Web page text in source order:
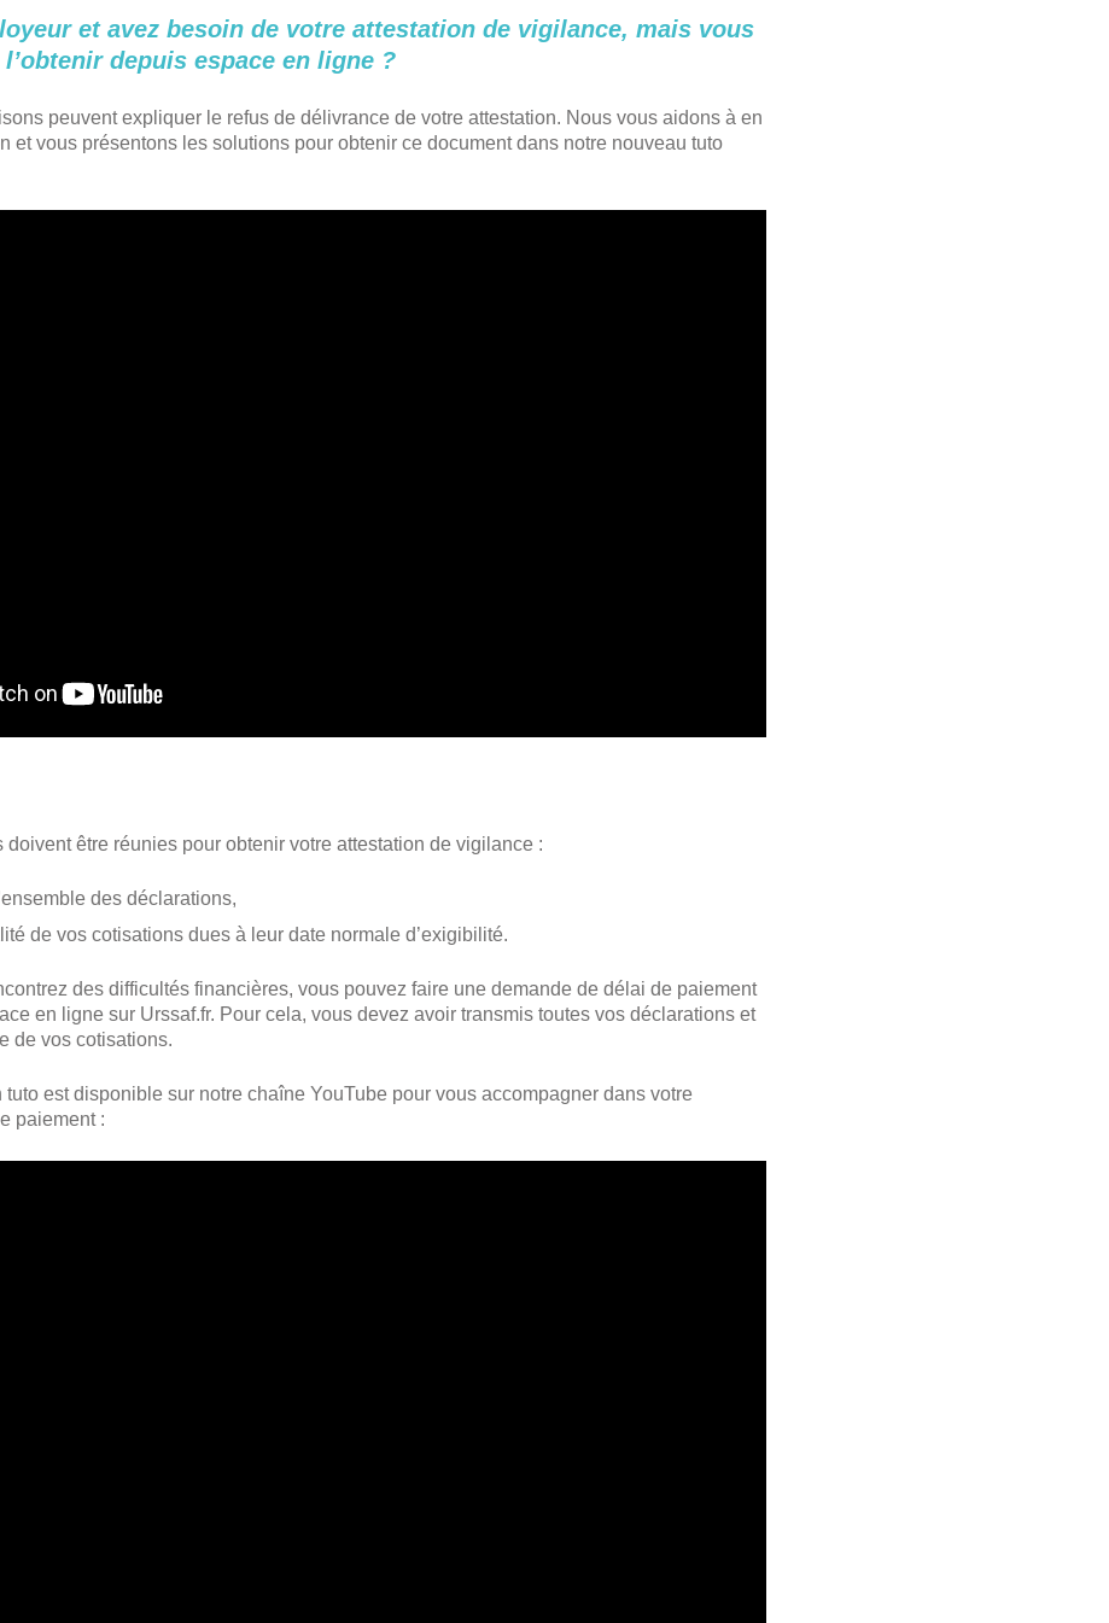
et avez besoin de votre attestation de vigilance, mais vous
l’obtenir depuis espace en ligne ?
peuvent expliquer le refus de délivrance de votre attestation. Nous vous aidons à en
et vous présentons les solutions pour obtenir ce document dans notre nouveau tuto
doivent être réunies pour obtenir votre attestation de vigilance :
des déclarations,
de vos cotisations dues à leur date normale d’exigibilité.
des difficultés financières, vous pouvez faire une demande de délai de paiement
en ligne sur Urssaf.fr. Pour cela, vous devez avoir transmis toutes vos déclarations et
de vos cotisations.
tuto est disponible sur notre chaîne YouTube pour vous accompagner dans votre
paiement :